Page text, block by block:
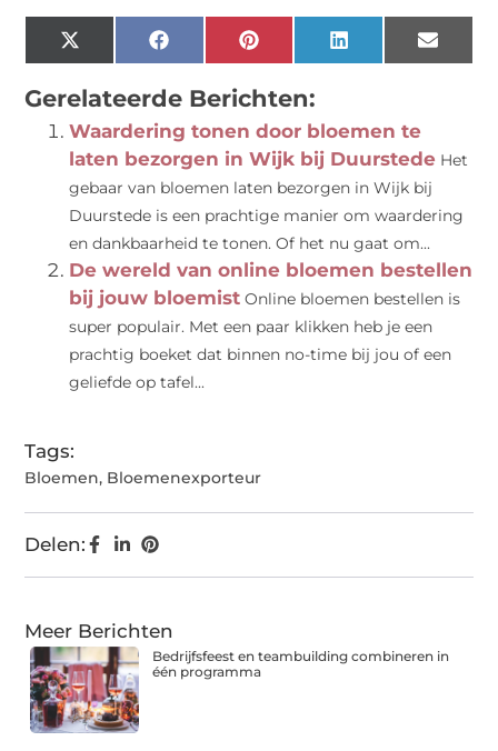
X
(Twitter)
FacebookPinterestLinkedIn Email
Gerelateerde Berichten:
Waardering tonen door bloemen te
laten bezorgen in Wijk bij Duurstede Het
gebaar van bloemen laten bezorgen in Wijk bij
Duurstede is een prachtige manier om waardering
en dankbaarheid te tonen. Of het nu gaat om...
De wereld van online bloemen bestellen
bij jouw bloemist Online bloemen bestellen is
super populair. Met een paar klikken heb je een
prachtig boeket dat binnen no-time bij jou of een
geliefde op tafel...
Tags:
Bloemen, Bloemenexporteur
Delen:
Meer Berichten
Bedrijfsfeest en teambuilding combineren in
één programma